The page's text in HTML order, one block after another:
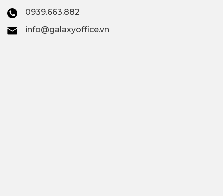
0939.663.882
info@galaxyoffice.vn